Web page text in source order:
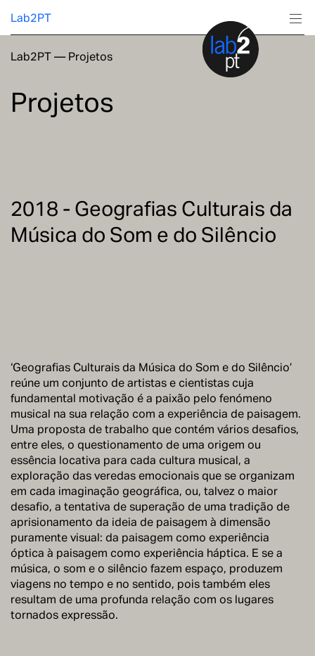
Lab2PT
Investigação
Formação
Lab2PT— Projetos
Projetos
2018 - Geografias Culturais da
Música do Som e do Silêncio
‘Geografias Culturais da Música do Som e do Silêncio’
reúne um conjunto de artistas e cientistas cuja
fundamental motivação é a paixão pelo fenómeno
musical na sua relação com a experiência de paisagem.
Uma proposta de trabalho que contém vários desafios,
entre eles, o questionamento de uma origem ou
essência locativa para cada cultura musical, a
exploração das veredas emocionais que se organizam
em cada imaginação geográfica, ou, talvez o maior
desafio, a tentativa de superação de uma tradição de
aprisionamento da ideia de paisagem à dimensão
puramente visual: da paisagem como experiência
óptica à paisagem como experiência háptica. E se a
música, o som e o silêncio fazem espaço, produzem
viagens no tempo e no sentido, pois também eles
resultam de uma profunda relação com os lugares
tornados expressão.